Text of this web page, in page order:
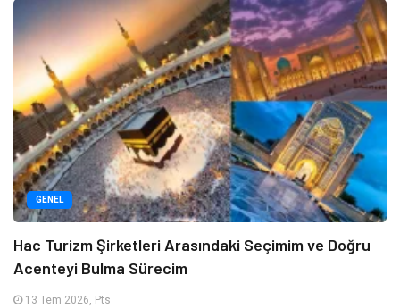
GENEL
Hac Turizm Şirketleri Arasındaki Seçimim ve Doğru
Acenteyi Bulma Sürecim
13 Tem 2026, Pts